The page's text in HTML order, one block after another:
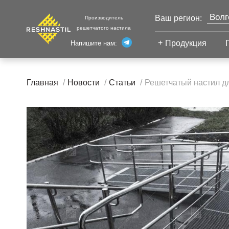
Производитель
решетчатого настила
Напишите нам:
Ваш регион:
Продукция
Настил с
противоскольжением
Настил для стеллажей
Настил для морских
платформ
Главная Новости Статьи Решетчатый настил